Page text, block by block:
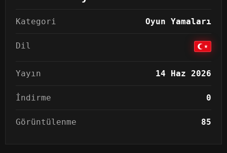
Kategori Oyun Yamaları
Dil
Yayın 14 Haz 2026
İndirme 0
Görüntülenme 85